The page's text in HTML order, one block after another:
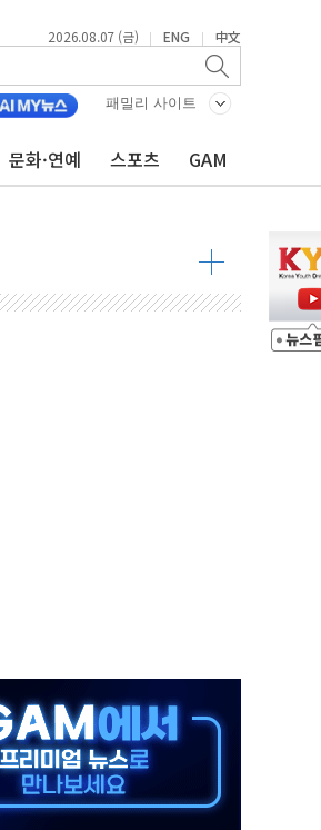
2026.08.07 (금) | ENG | 中文
패밀리 사이트
문화·연예 스포츠 GAM
피해 없어
터 확보"
다변화